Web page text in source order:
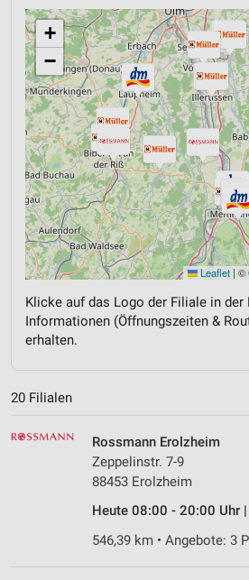
+
−
Leaflet | ©
Klicke auf das Logo der Filiale in der
Informationen (Öffnungszeiten &
erhalten.
20 Filialen
Rossmann Erolzheim
Zeppelinstr. 7-9
88453 Erolzheim
Heute 08:00 - 20:00 Uhr |
546,39 km • Angebote: 3